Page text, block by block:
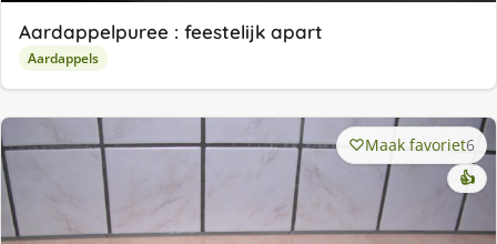
Aardappelpuree : feestelijk apart
Aardappels
Maak favoriet6
👍